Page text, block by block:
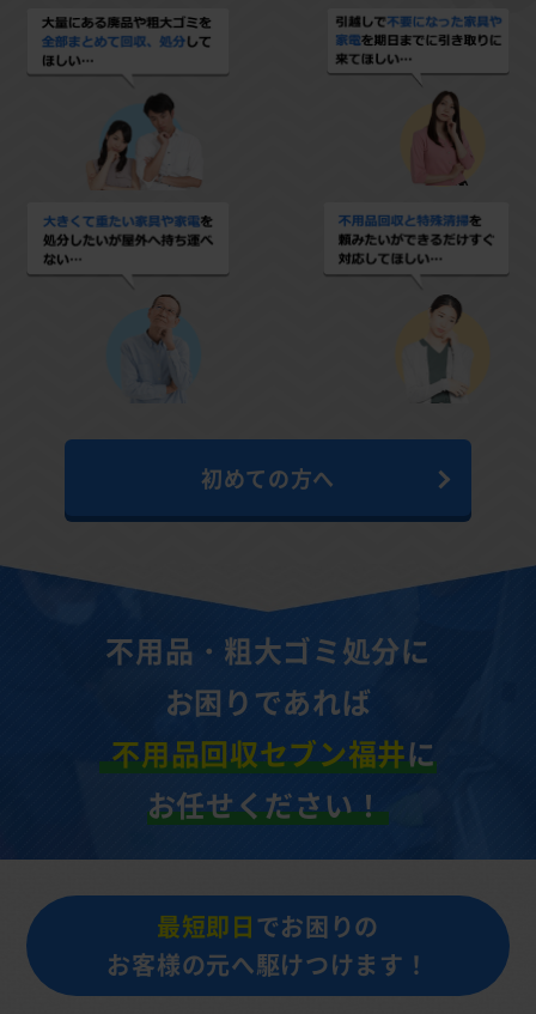
初めての方へ
不用品・粗大ゴミ処分に
お困りであれば
不用品回収セブン福井に
お任せください！
最短即日でお困りの
お客様の元へ駆けつけます！